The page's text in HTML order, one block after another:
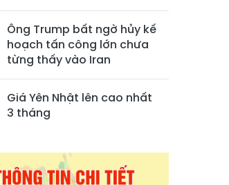
Ông Trump bất ngờ hủy kế
hoạch tấn công lớn chưa
từng thấy vào Iran
Giá Yên Nhật lên cao nhất
3 tháng